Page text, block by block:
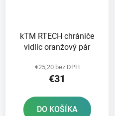
kTM RTECH chrániče
vidlíc oranžový pár
€25,20 bez DPH
€31
DO KOŠÍKA